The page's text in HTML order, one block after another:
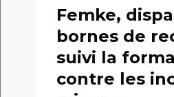
Femke,
bornes de
suivi la
contre les